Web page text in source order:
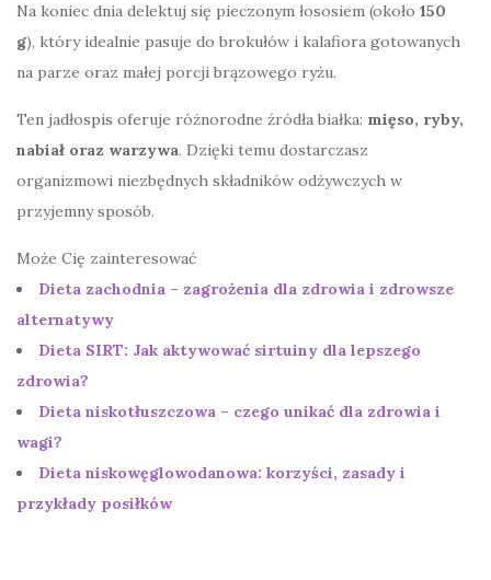
Na koniec dnia delektuj się pieczonym łososiem (około 150
g), który idealnie pasuje do brokułów i kalafiora gotowanych
na parze oraz małej porcji brązowego ryżu.
Ten jadłospis oferuje różnorodne źródła białka: mięso, ryby,
nabiał oraz warzywa. Dzięki temu dostarczasz
organizmowi niezbędnych składników odżywczych w
przyjemny sposób.
Może Cię zainteresować
Dieta zachodnia – zagrożenia dla zdrowia i zdrowsze
alternatywy
Dieta SIRT: Jak aktywować sirtuiny dla lepszego
zdrowia?
Dieta niskotłuszczowa – czego unikać dla zdrowia i
wagi?
Dieta niskowęglowodanowa: korzyści, zasady i
przykłady posiłków